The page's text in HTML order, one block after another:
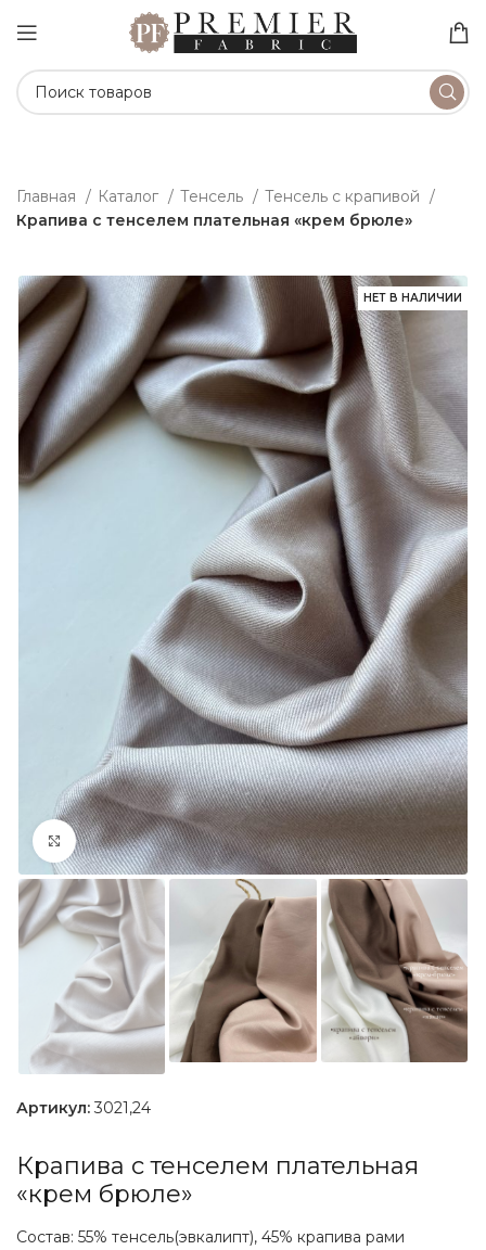
Главная Каталог Тенсель
Тенсель с крапивой
Крапива с тенселем плательная «крем брюле»
НЕТ В НАЛИЧИИ
Увеличить
Артикул: 3021,24
Крапива с тенселем плательная
«крем брюле»
Состав: 55% тенсель(эвкалипт), 45% крапива рами